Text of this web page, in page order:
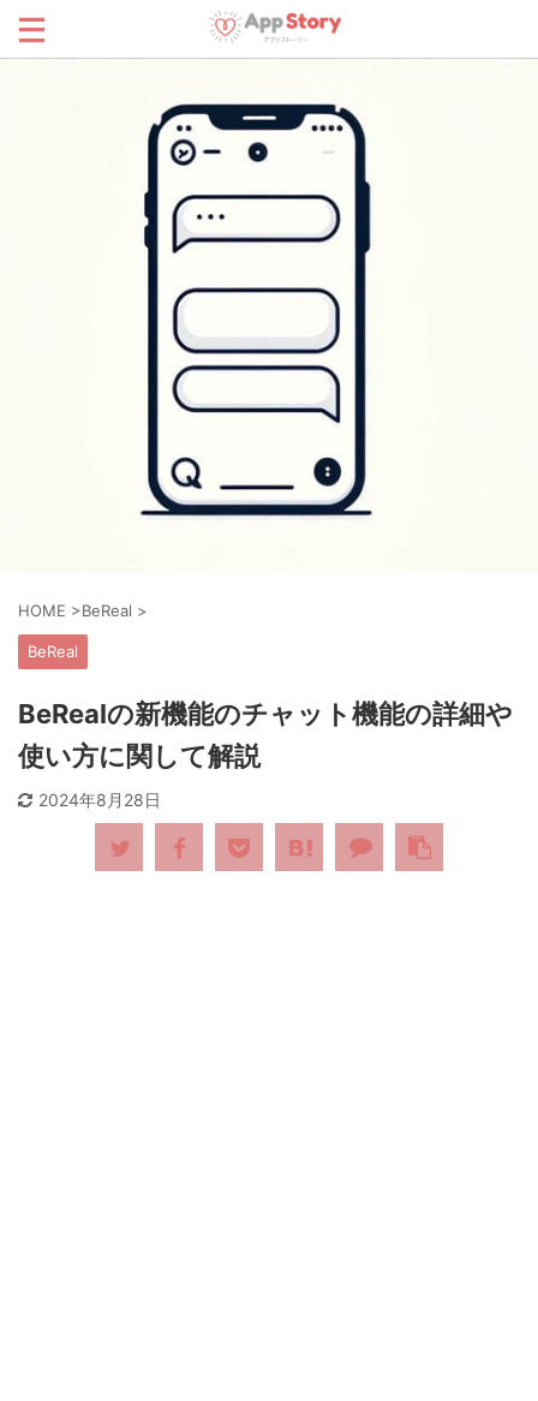
HOME >BeReal >
BeReal
BeRealの新機能のチャット機能の詳細や
使い方に関して解説
2024年8月28日